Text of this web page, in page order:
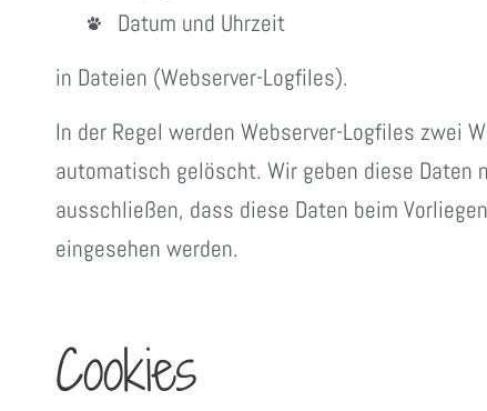
Datum und Uhrzeit
in Dateien (Webserver-Logfiles).
In der Regel werden Webserver-Logfiles zwei
automatisch gelöscht. Wir geben diese
ausschließen, dass diese Daten beim
eingesehen werden.
Cookies